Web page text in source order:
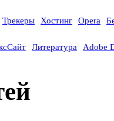
Трекеры Хостинг Opera
Литература
Adobe